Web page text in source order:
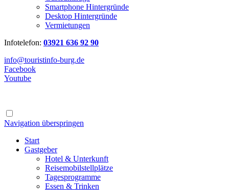
Smartphone Hintergründe
Desktop Hintergründe
Vermietungen
Infotelefon: 03921 636 92 90
info@touristinfo-burg.de
Facebook
Youtube
Navigation überspringen
Start
Gastgeber
Hotel & Unterkunft
Reisemobilstellplätze
Tagesprogramme
Essen & Trinken